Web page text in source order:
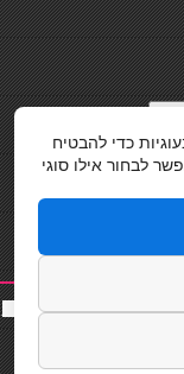
תוספות שיער|שף פרטי|כ
סאות
כדי להבטיח
לבחור אילו סוגי